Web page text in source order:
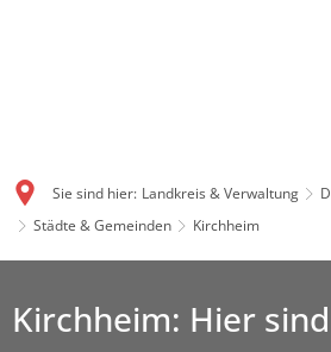
Sie sind hier: Landkreis & Verwaltung
Städte & Gemeinden
Kirchheim
Kirchheim: Hier